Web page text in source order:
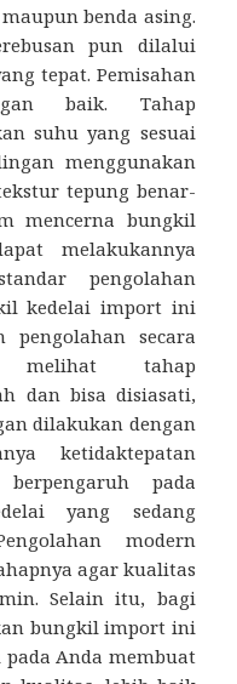
benda asing.
pun dilalui
tepat. Pemisahan
baik. Tahap
suhu yang sesuai
menggunakan
tepung benar-
mencerna bungkil
melakukannya
pengolahan
kedelai import ini
pengolahan secara
melihat tahap
dan bisa disiasati,
dilakukan dengan
ketidaktepatan
pada
yang sedang
modern
agar kualitas
Selain itu, bagi
bungkil import ini
Anda membuat